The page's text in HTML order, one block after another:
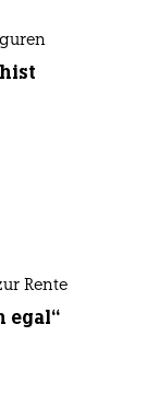
Rente
egal“